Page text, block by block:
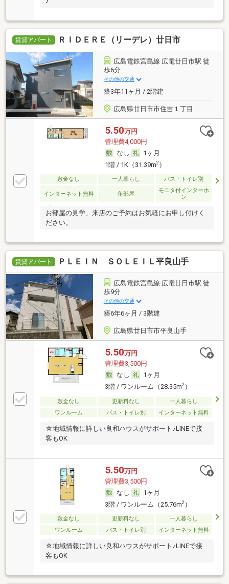
賃貸アパート ＲＩＤＥＲＥ（リーデレ）廿日市
広島電鉄宮島線 広電廿日市駅 徒
歩6分
その他の交通
築3年11ヶ月 / 2階建
広島県廿日市市住吉１丁目
5.50万円
管理費4,000円
なし
1ヶ月
1階 / 1K（31.39m2）
敷金なし 一人暮らし バス・トイレ別
インターネット無料 角部屋
モニタ付インターホ
ン
お部屋の見学、来店のご予約はお気軽にお申し付けく
ださい。
賃貸アパート ＰＬＥＩＮ ＳＯＬＥＩＬ平良山手
広島電鉄宮島線 広電廿日市駅 徒
歩9分
その他の交通
築6年6ヶ月 / 3階建
広島県廿日市市平良山手
5.50万円
管理費3,500円
なし
1ヶ月
3階 / ワンルーム（28.35m2）
敷金なし 更新料なし
一人暮らし
ワンルーム
バス・トイレ別 インターネット無料
☆地域情報に詳しい良和ハウスがサポート♪LINEで接
客もOK
5.50万円
管理費3,500円
なし
1ヶ月
3階 / ワンルーム（25.76m2）
敷金なし 更新料なし
一人暮らし
ワンルーム
バス・トイレ別 インターネット無料
☆地域情報に詳しい良和ハウスがサポート♪LINEで接
客もOK